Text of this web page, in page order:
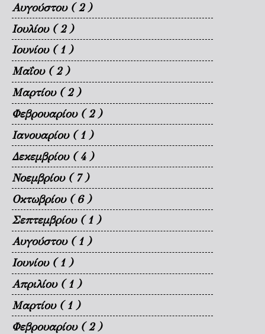
Αυγούστου ( 2 )
Ιουλίου ( 2 )
Ιουνίου ( 1 )
Μαΐου ( 2 )
Μαρτίου ( 2 )
Φεβρουαρίου ( 2 )
Ιανουαρίου ( 1 )
Δεκεμβρίου ( 4 )
Νοεμβρίου ( 7 )
Οκτωβρίου ( 6 )
Σεπτεμβρίου ( 1 )
Αυγούστου ( 1 )
Ιουνίου ( 1 )
Απριλίου ( 1 )
Μαρτίου ( 1 )
Φεβρουαρίου ( 2 )